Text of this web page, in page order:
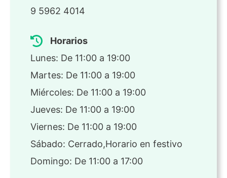
9 5962 4014
Horarios
Lunes: De 11:00 a 19:00
Martes: De 11:00 a 19:00
Miércoles: De 11:00 a 19:00
Jueves: De 11:00 a 19:00
Viernes: De 11:00 a 19:00
Sábado: Cerrado,Horario en festivo
Domingo: De 11:00 a 17:00